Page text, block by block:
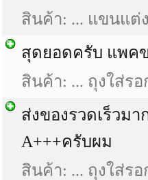
สินค้า: ... แขนแต่
สุดยอดครับ แพค
สินค้า: ... ถุงใส่ร
ส่งของรวดเร็วม
A+++ครับผม
สินค้า: ... ถุงใส่ร